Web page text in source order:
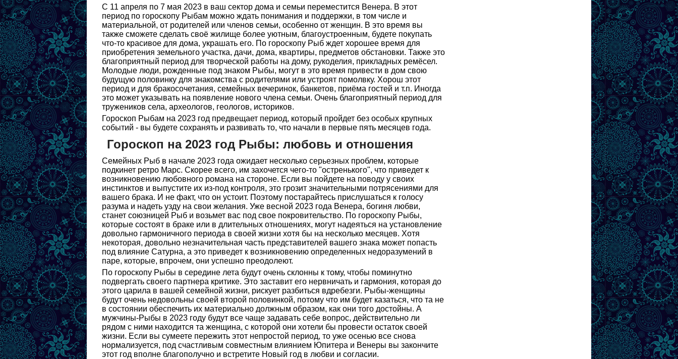
С 11 апреля по 7 мая 2023 в ваш сектор дома и семьи переместится Венера. В этот
период по гороскопу Рыбам можно ждать понимания и поддержки, в том числе и
материальной, от родителей или членов семьи, особенно от женщин. В это время вы
также сможете сделать своё жилище более уютным, благоустроенным, будете покупать
что-то красивое для дома, украшать его. По гороскопу Рыб ждет хорошее время для
приобретения земельного участка, дачи, дома, квартиры, предметов обстановки. Также это
благоприятный период для творческой работы на дому, рукоделия, прикладных ремёсел.
Молодые люди, рожденные под знаком Рыбы, могут в это время привести в дом свою
будущую половинку для знакомства с родителями или устроят помолвку. Хорош этот
период и для бракосочетания, семейных вечеринок, банкетов, приёма гостей и т.п. Иногда
это может указывать на появление нового члена семьи. Очень благоприятный период для
тружеников села, археологов, геологов, историков.
Гороскоп Рыбам на 2023 год предвещает период, который пройдет без особых крупных
событий - вы будете сохранять и развивать то, что начали в первые пять месяцев года.
Гороскоп на 2023 год Рыбы: любовь и отношения
Семейных Рыб в начале 2023 года ожидает несколько серьезных проблем, которые
подкинет ретро Марс. Скорее всего, им захочется чего-то "остренького", что приведет к
возникновению любовного романа на стороне. Если вы пойдете на поводу у своих
инстинктов и выпустите их из-под контроля, это грозит значительными потрясениями для
вашего брака. И не факт, что он устоит. Поэтому постарайтесь прислушаться к голосу
разума и надеть узду на свои желания. Уже весной 2023 года Венера, богиня любви,
станет союзницей Рыб и возьмет вас под свое покровительство. По гороскопу Рыбы,
которые состоят в браке или в длительных отношениях, могут надеяться на установление
довольно гармоничного периода в своей жизни хотя бы на несколько месяцев. Хотя
некоторая, довольно незначительная часть представителей вашего знака может попасть
под влияние Сатурна, а это приведет к возникновению определенных недоразумений в
паре, которые, впрочем, они успешно преодолеют.
По гороскопу Рыбы в середине лета будут очень склонны к тому, чтобы поминутно
подвергать своего партнера критике. Это заставит его нервничать и гармония, которая до
этого царила в вашей семейной жизни, рискует разбиться вдребезги. Рыбы-женщины
будут очень недовольны своей второй половинкой, потому что им будет казаться, что та не
в состоянии обеспечить их материально должным образом, как они того достойны. А
мужчины-Рыбы в 2023 году будут все чаще задавать себе вопрос, действительно ли
рядом с ними находится та женщина, с которой они хотели бы провести остаток своей
жизни. Если вы сумеете пережить этот непростой период, то уже осенью все снова
нормализуется, под счастливым совместным влиянием Юпитера и Венеры вы закончите
этот год вполне благополучно и встретите Новый год в любви и согласии.